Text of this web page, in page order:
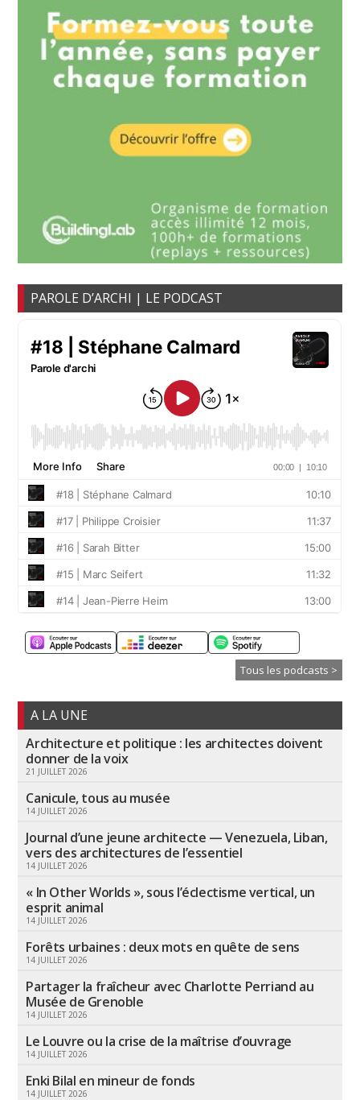
PAROLE D’ARCHI | LE PODCAST
Tous les podcasts >
A LA UNE
Architecture et politique : les architectes doivent
donner de la voix
21 JUILLET 2026
Canicule, tous au musée
14 JUILLET 2026
Journal d’une jeune architecte — Venezuela, Liban,
vers des architectures de l’essentiel
14 JUILLET 2026
« In Other Worlds », sous l’éclectisme vertical, un
esprit animal
14 JUILLET 2026
Forêts urbaines : deux mots en quête de sens
14 JUILLET 2026
Partager la fraîcheur avec Charlotte Perriand au
Musée de Grenoble
14 JUILLET 2026
Le Louvre ou la crise de la maîtrise d’ouvrage
14 JUILLET 2026
Enki Bilal en mineur de fonds
14 JUILLET 2026